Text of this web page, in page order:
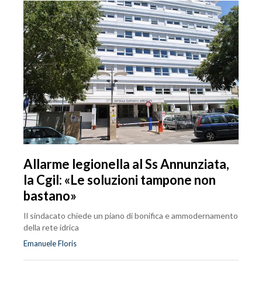
Allarme legionella al Ss Annunziata,
la Cgil: «Le soluzioni tampone non
bastano»
Il sindacato chiede un piano di bonifica e ammodernamento
della rete idrica
Emanuele Floris